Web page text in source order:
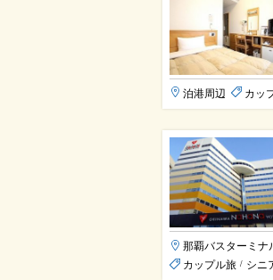
泊港周辺 カッ
那覇バスターミナ
カップル旅 / シニ